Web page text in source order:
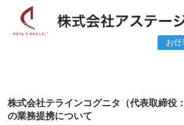
お
株式会社テラインコグニタ（代表取締役
の業務提携について